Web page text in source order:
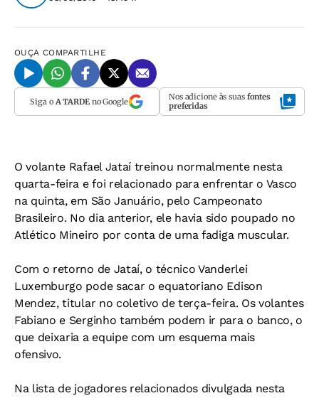
OUÇA COMPARTILHE
Siga o A TARDEno Google Nos adicione às suas fontes
preferidas
O volante Rafael Jataí treinou normalmente nesta
quarta-feira e foi relacionado para enfrentar o Vasco
na quinta, em São Januário, pelo Campeonato
Brasileiro. No dia anterior, ele havia sido poupado no
Atlético Mineiro por conta de uma fadiga muscular.
Com o retorno de Jataí, o técnico Vanderlei
Luxemburgo pode sacar o equatoriano Edison
Mendez, titular no coletivo de terça-feira. Os volantes
Fabiano e Serginho também podem ir para o banco, o
que deixaria a equipe com um esquema mais
ofensivo.
Na lista de jogadores relacionados divulgada nesta